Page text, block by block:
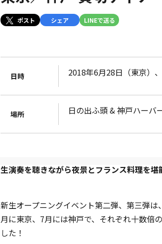
ポスト シェア LINEで送る
日時 2018年6月28日（東京）
場所 日の出ふ頭 & 神戸ハーバ
生演奏を聴きながら夜景とフランス料理を堪
新生オープニングイベント第二弾、第三弾
月に東京、7月には神戸で、それぞれ十数倍
した！